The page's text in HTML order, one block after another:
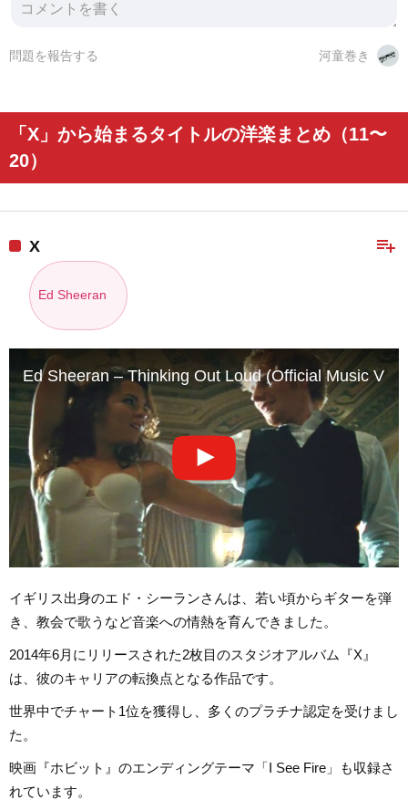
河童巻き
問題を報告する
「X」から始まるタイトルの洋楽まとめ（11〜
20）
playlist_add
X
Ed Sheeran
Ed Sheeran – Thinking Out Loud (Official Music
イギリス出身のエド・シーランさんは、若い頃からギターを弾
き、教会で歌うなど音楽への情熱を育んできました。
2014年6月にリリースされた2枚目のスタジオアルバム『X』
は、彼のキャリアの転換点となる作品です。
世界中でチャート1位を獲得し、多くのプラチナ認定を受けまし
た。
映画『ホビット』のエンディングテーマ「I See Fire」も収録さ
れています。